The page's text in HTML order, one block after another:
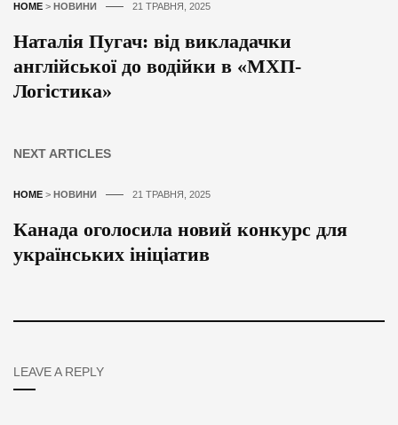
HOME > НОВИНИ 21 ТРАВНЯ, 2025
Наталія Пугач: від викладачки
англійської до водійки в «МХП-
Логістика»
NEXT ARTICLES
HOME > НОВИНИ 21 ТРАВНЯ, 2025
Канада оголосила новий конкурс для
українських ініціатив
LEAVE A REPLY